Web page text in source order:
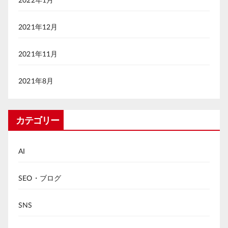
2021年12月
2021年11月
2021年8月
カテゴリー
AI
SEO・ブログ
SNS